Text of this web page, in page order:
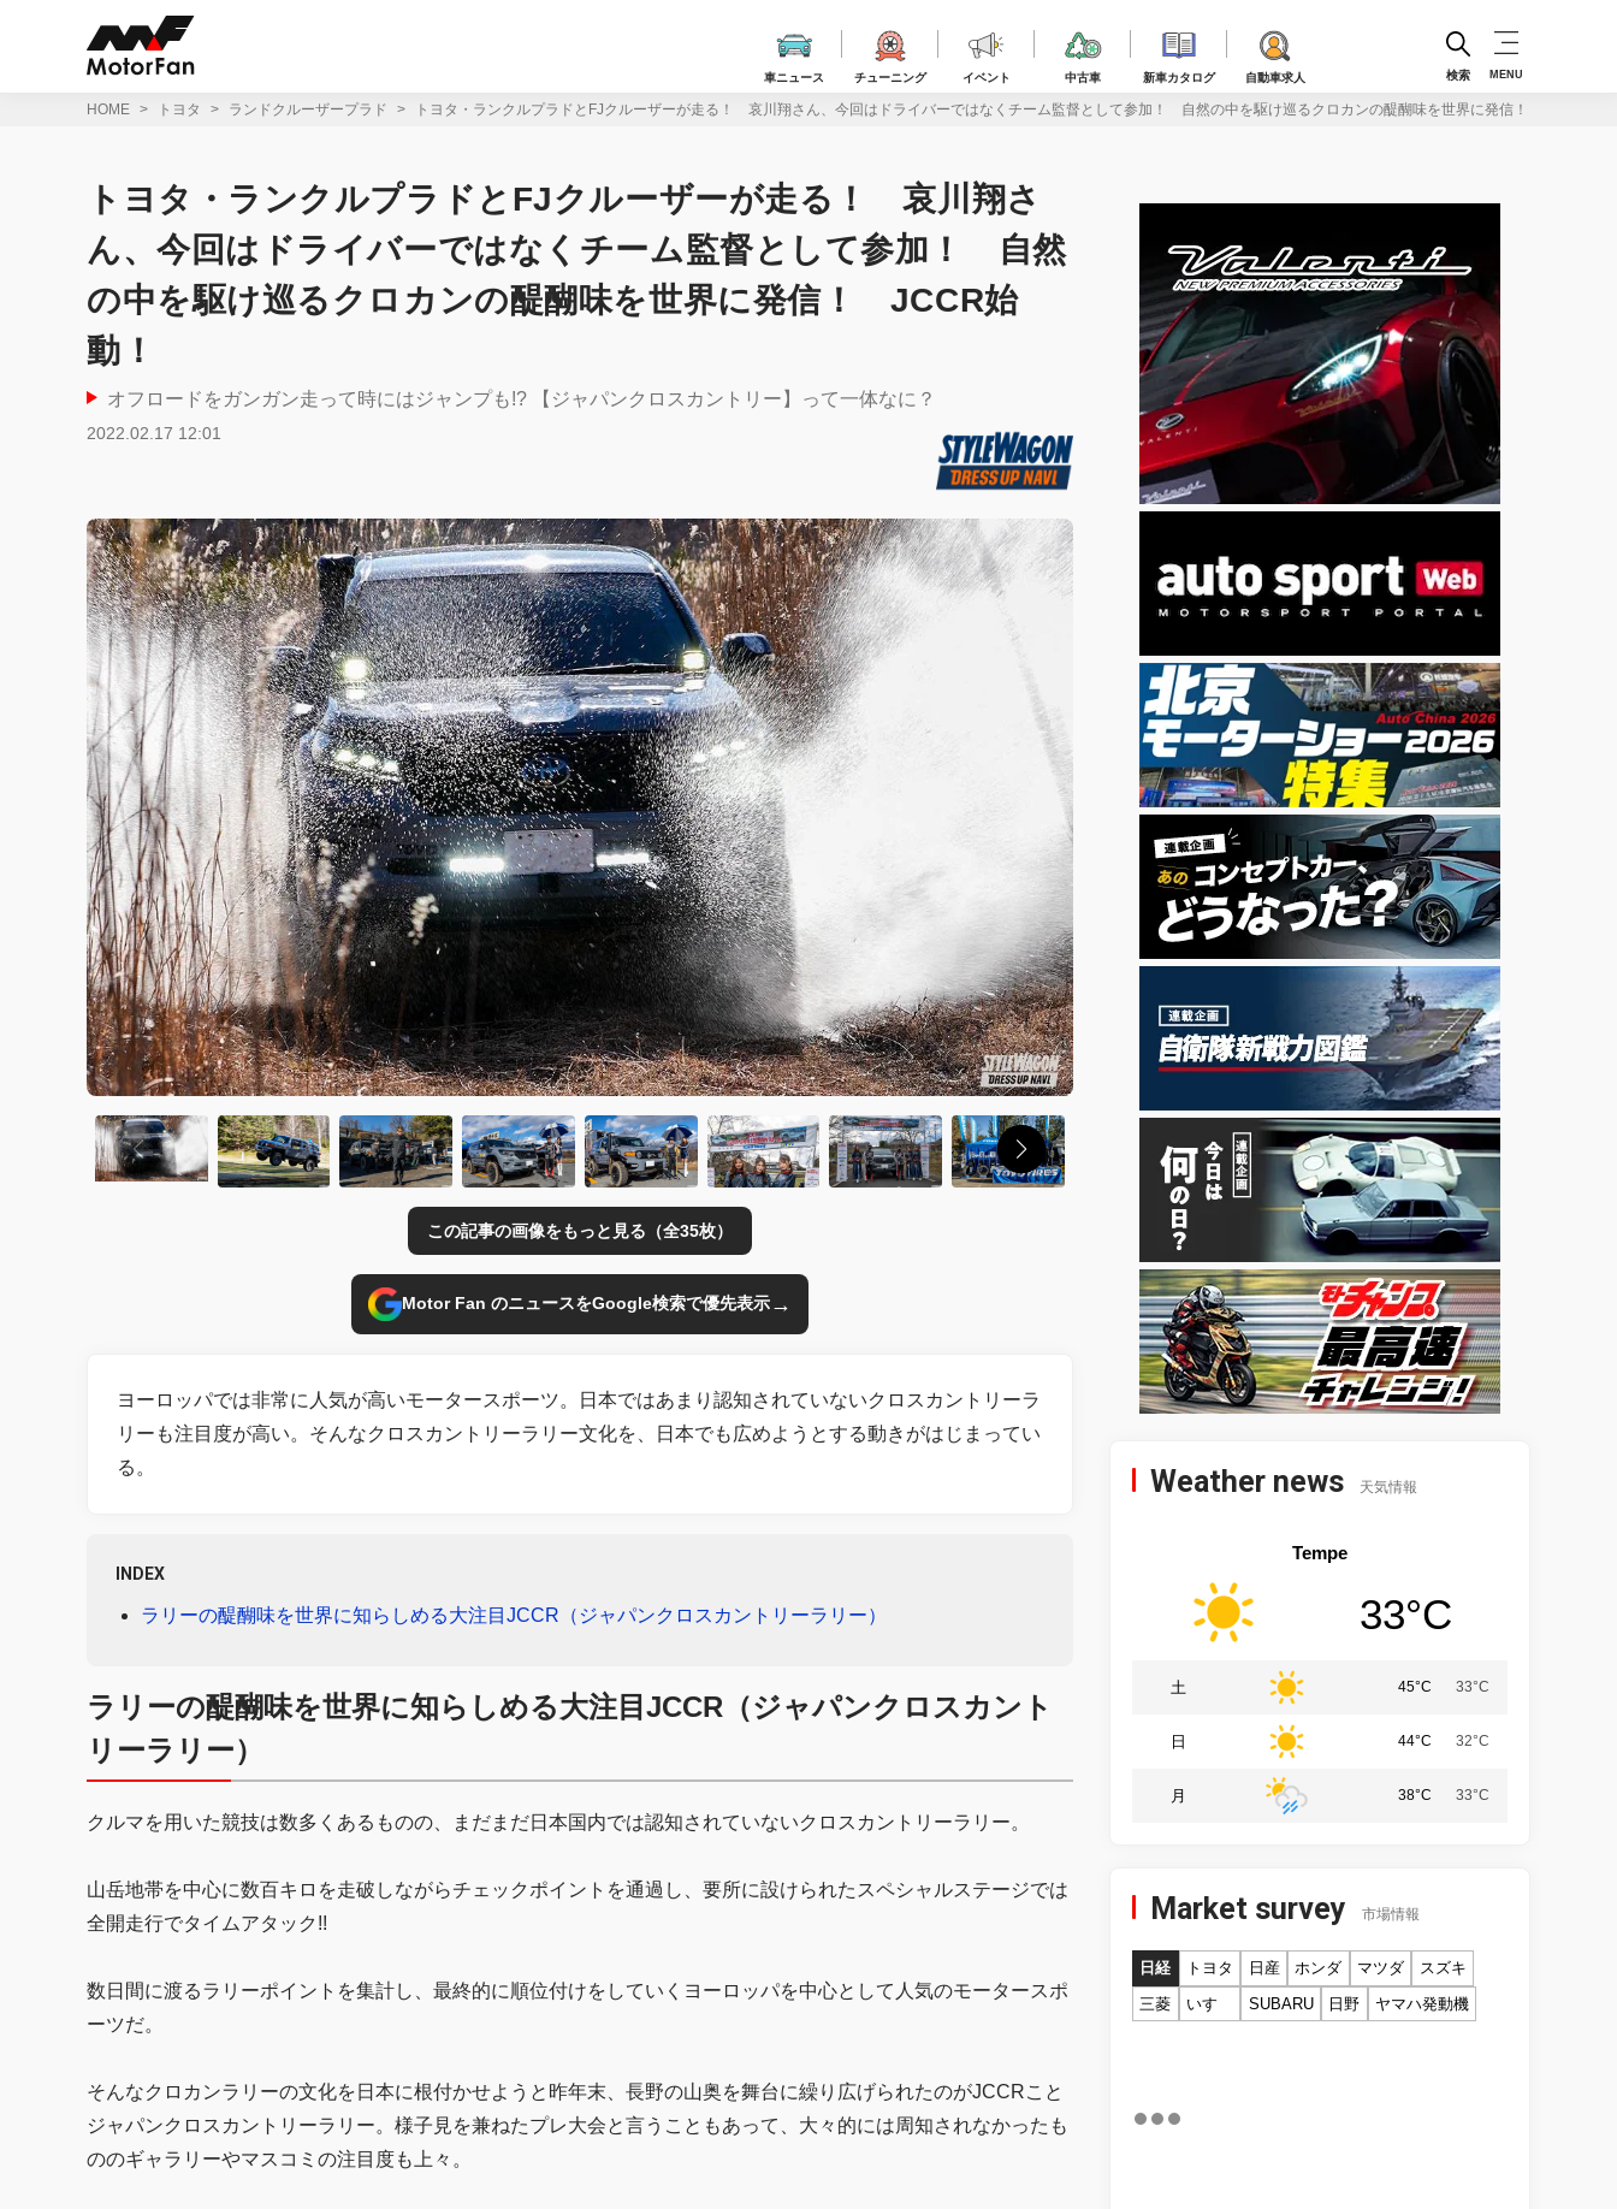
車ニュース チューニング イベント 中古車 新車カタログ 自動車求人 検索 MENU
HOME トヨタ ランドクルーザープラド トヨタ・ランクルプラドとFJクルーザーが走る！ 哀川翔さん、今回はドライバーではなくチーム監督として参加！ 自然の中を駆け巡るクロカンの醍醐味を世界に発信！ JCCR始動
トヨタ・ランクルプラドとFJクルーザーが走る！ 哀川翔さ
ん、今回はドライバーではなくチーム監督として参加！ 自然
の中を駆け巡るクロカンの醍醐味を世界に発信！ JCCR始
動！
オフロードをガンガン走って時にはジャンプも!? 【ジャパンクロスカントリー】って一体なに？
2022.02.17 12:01
この記事の画像をもっと見る（全35枚）
Motor Fan のニュースをGoogle検索で優先表示→
ヨーロッパでは非常に人気が高いモータースポーツ。日本ではあまり認知されていないクロスカントリーラ
リーも注目度が高い。そんなクロスカントリーラリー文化を、日本でも広めようとする動きがはじまってい
る。
INDEX
ラリーの醍醐味を世界に知らしめる大注目JCCR（ジャパンクロスカントリーラリー）
ラリーの醍醐味を世界に知らしめる大注目JCCR（ジャパンクロスカント
リーラリー）
クルマを用いた競技は数多くあるものの、まだまだ日本国内では認知されていないクロスカントリーラリー。
山岳地帯を中心に数百キロを走破しながらチェックポイントを通過し、要所に設けられたスペシャルステージでは
全開走行でタイムアタック!!
数日間に渡るラリーポイントを集計し、最終的に順位付けをしていくヨーロッパを中心として人気のモータースポ
ーツだ。
そんなクロカンラリーの文化を日本に根付かせようと昨年末、長野の山奥を舞台に繰り広げられたのがJCCRこと
ジャパンクロスカントリーラリー。様子見を兼ねたプレ大会と言うこともあって、大々的には周知されなかったも
ののギャラリーやマスコミの注目度も上々。
Weather news 天気情報
Tempe
33°C
土 45°C 33°C
日 44°C 32°C
月 38°C 33°C
Market survey 市場情報
日経 トヨタ 日産 ホンダ マツダ
スズキ
三菱
いすゞ SUBARU 日野 ヤマハ発動機